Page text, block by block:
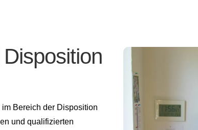
Bereich der Disposition
und qualifizierten